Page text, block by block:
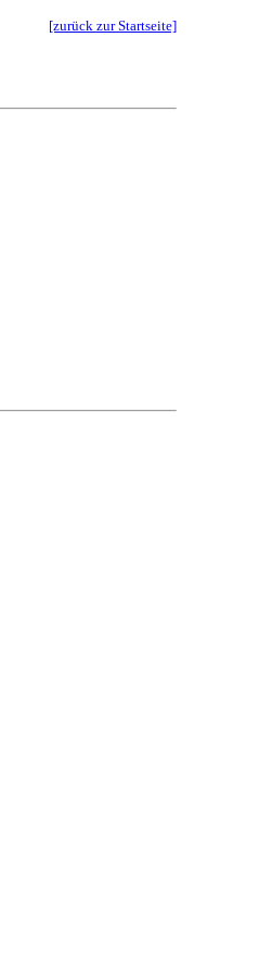
[zurück zur Startseite]